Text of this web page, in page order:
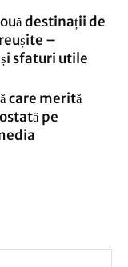
destinații de
–
sfaturi utile
care merită
pe